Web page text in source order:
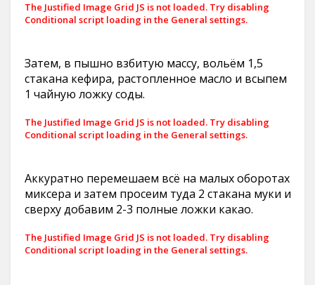
The Justified Image Grid JS is not loaded. Try disabling
Conditional script loading in the General settings.
Затем, в пышно взбитую массу, вольём 1,5
стакана кефира, растопленное масло и всыпем
1 чайную ложку соды.
The Justified Image Grid JS is not loaded. Try disabling
Conditional script loading in the General settings.
Аккуратно перемешаем всё на малых оборотах
миксера и затем просеим туда 2 стакана муки и
сверху добавим 2-3 полные ложки какао.
The Justified Image Grid JS is not loaded. Try disabling
Conditional script loading in the General settings.